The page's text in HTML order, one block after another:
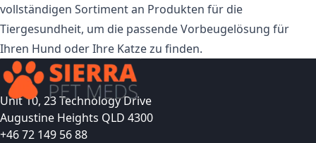
vollständigen Sortiment an Produkten für die
Tiergesundheit, um die passende Vorbeugelösung für
Ihren Hund oder Ihre Katze zu finden.
Unit 10, 23 Technology Drive
Augustine Heights QLD 4300
+46 72 149 56 88